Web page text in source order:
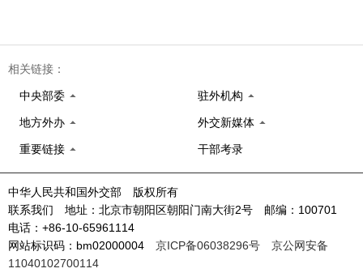
相关链接：
中央部委 驻外机构
地方外办 外交新媒体
重要链接 干部考录
中华人民共和国外交部 版权所有
联系我们 地址：北京市朝阳区朝阳门南大街2号 邮编：100701
电话：+86-10-65961114
网站标识码：bm02000004 京ICP备06038296号
京公网安备
11040102700114